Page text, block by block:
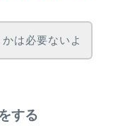
は必要ないよ
する